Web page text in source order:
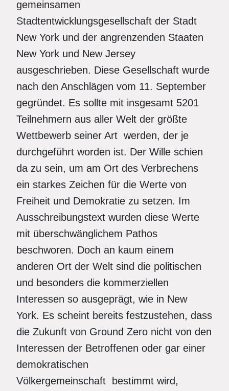
gemeinsamen
Stadtentwicklungsgesellschaft der Stadt
New York und der angrenzenden Staaten
New York und New Jersey
ausgeschrieben. Diese Gesellschaft wurde
nach den Anschlägen vom 11. September
gegründet. Es sollte mit insgesamt 5201
Teilnehmern aus aller Welt der größte
Wettbewerb seiner Art werden, der je
durchgeführt worden ist. Der Wille schien
da zu sein, um am Ort des Verbrechens
ein starkes Zeichen für die Werte von
Freiheit und Demokratie zu setzen. Im
Ausschreibungstext wurden diese Werte
mit überschwänglichem Pathos
beschworen. Doch an kaum einem
anderen Ort der Welt sind die politischen
und besonders die kommerziellen
Interessen so ausgeprägt, wie in New
York. Es scheint bereits festzustehen, dass
die Zukunft von Ground Zero nicht von den
Interessen der Betroffenen oder gar einer
demokratischen
Völkergemeinschaft bestimmt wird,